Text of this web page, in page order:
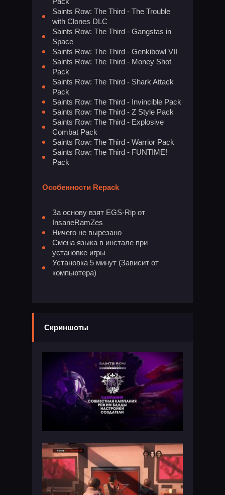
Saints Row: The Third - The Trouble
with Clones DLC
Saints Row: The Third - Gangstas in
Space
Saints Row: The Third - Genkibowl VII
Saints Row: The Third - Money Shot
Pack
Saints Row: The Third - Shark Attack
Pack
Saints Row: The Third - Invincible Pack
Saints Row: The Third - Z Style Pack
Saints Row: The Third - Explosive
Combat Pack
Saints Row: The Third - Warrior Pack
Saints Row: The Third - FUNTIME!
Pack
Особенности Repack
За основу взят EGS-Rip от
InsaneRamZes
Ничего не вырезано
Смена языка в инстале при
установке игры
Установка 5 минут (Зависит от
компьютера)
Скриншоты